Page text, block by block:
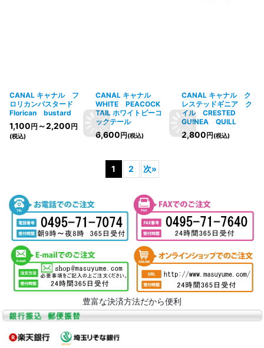
CANAL キャナル フ
ロリカンバスタード
Florican bustard
1,100円 ～2,200円
(税込)
CANAL キャナル
WHITE PEACOCK
TAIL ホワイトピーコ
ックテール
6,600円(税込)
CANAL キャナル ク
レステッドギニア ク
イル CRESTED
GUINEA QUILL
2,800円(税込)
1 2 次»
豊富な決済方法だから便利